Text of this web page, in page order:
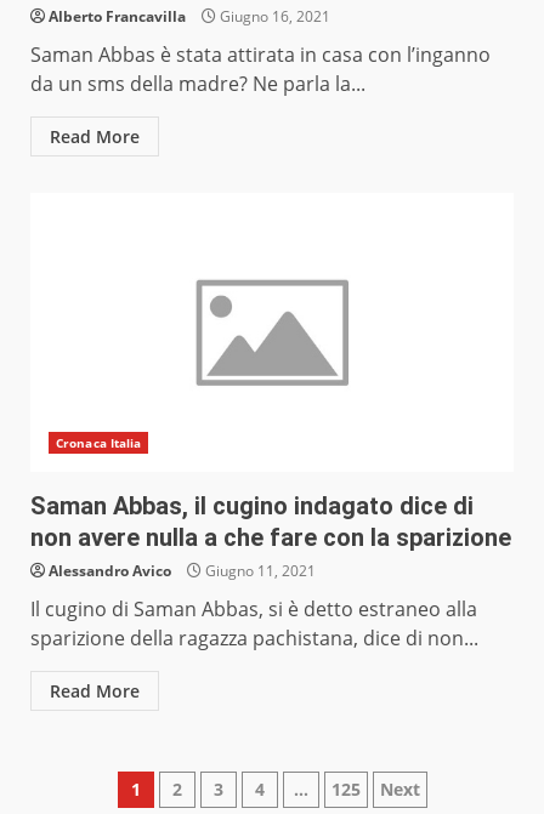
Alberto Francavilla Giugno 16, 2021
Saman Abbas è stata attirata in casa con l’inganno
da un sms della madre? Ne parla la...
Read More
Cronaca Italia
Saman Abbas, il cugino indagato dice di
non avere nulla a che fare con la sparizione
Alessandro Avico Giugno 11, 2021
Il cugino di Saman Abbas, si è detto estraneo alla
sparizione della ragazza pachistana, dice di non...
Read More
Paginazione
1 2 3 4 … 125 Next